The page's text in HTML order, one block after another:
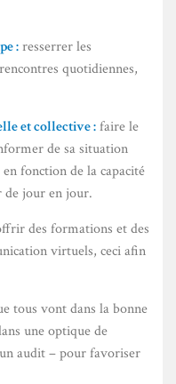
:resserrer les
quotidiennes,
et collective :faire le
de sa situation
fonction de la capacité
de jour en jour.
des formations et des
virtuels, ceci afin
tous vont dans la bonne
une optique de
audit – pour favoriser